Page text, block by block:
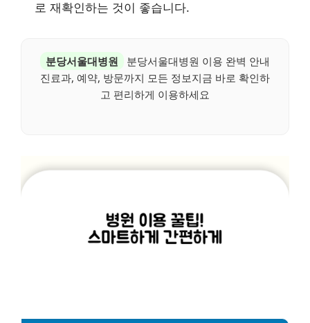
로 재확인하는 것이 좋습니다.
분당서울대병원
분당서울대병원 이용 완벽 안내
진료과, 예약, 방문까지 모든 정보지금 바로 확인하
고 편리하게 이용하세요